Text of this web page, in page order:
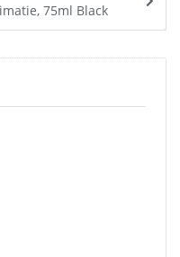
75ml Black